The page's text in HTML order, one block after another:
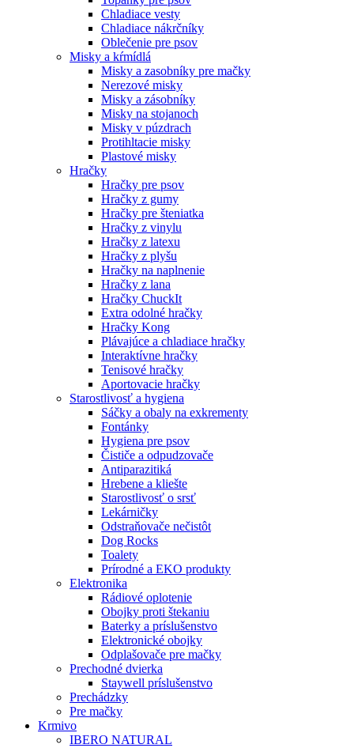
Chladiace vesty
Chladiace nákrčníky
Oblečenie pre psov
Misky a kŕmídlá
Misky a zasobníky pre mačky
Nerezové misky
Misky a zásobníky
Misky na stojanoch
Misky v púzdrach
Protihltacie misky
Plastové misky
Hračky
Hračky pre psov
Hračky z gumy
Hračky pre šteniatka
Hračky z vinylu
Hračky z latexu
Hračky z plyšu
Hračky na naplnenie
Hračky z lana
Hračky ChuckIt
Extra odolné hračky
Hračky Kong
Plávajúce a chladiace hračky
Interaktívne hračky
Tenisové hračky
Aportovacie hračky
Starostlivosť a hygiena
Sáčky a obaly na exkrementy
Fontánky
Hygiena pre psov
Čističe a odpudzovače
Antiparazitiká
Hrebene a kliešte
Starostlivosť o srsť
Lekárničky
Odstraňovače nečistôt
Dog Rocks
Toalety
Prírodné a EKO produkty
Elektronika
Rádiové oplotenie
Obojky proti štekaniu
Baterky a príslušenstvo
Elektronické obojky
Odplašovače pre mačky
Prechodné dvierka
Staywell príslušenstvo
Prechádzky
Pre mačky
Krmivo
IBERO NATURAL